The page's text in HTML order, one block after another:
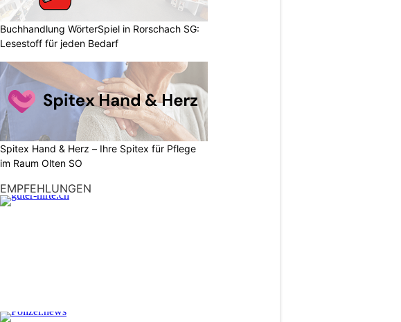
Buchhandlung WörterSpiel in Rorschach SG:
Lesestoff für jeden Bedarf
Spitex Hand & Herz – Ihre Spitex für Pflege
im Raum Olten SO
EMPFEHLUNGEN